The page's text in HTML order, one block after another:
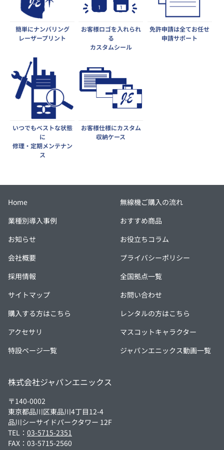
簡単にナンバリング
レーザープリント
お客様ロゴを入れられ
る
カスタムシール
免許申請は全てお任せ
申請サポート
いつでもベストな状態
に
修理・定期メンテナン
ス
お客様仕様にカスタム
収納ケース
Home
無線機ご購入の流れ
業種別導入事例
おすすめ商品
お知らせ
お役立ちコラム
会社概要
プライバシーポリシー
採用情報
全国拠点一覧
サイトマップ
お問い合わせ
購入する方はこちら
レンタルの方はこちら
アクセサリ
マスコットキャラクター
特設ページ一覧
ジャパンエニックス動画一覧
株式会社ジャパンエニックス
〒140-0002
東京都品川区東品川4丁目12-4
品川シーサイドパークタワー 12F
TEL： 03-5715-2351
FAX：03-5715-2560